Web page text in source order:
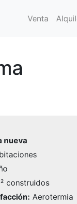
Venta
nueva
construidos
Aerotermia